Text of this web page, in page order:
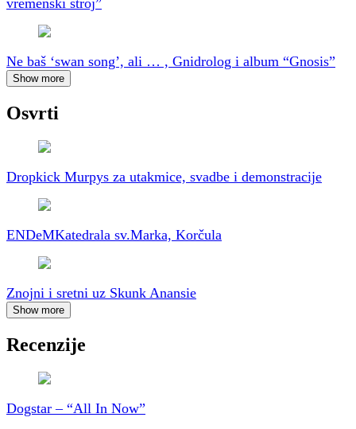
vremenski stroj”
Ne baš ‘swan song’, ali … , Gnidrolog i album “Gnosis”
Show more
Osvrti
Dropkick Murpys za utakmice, svadbe i demonstracije
ENDeMKatedrala sv.Marka, Korčula
Znojni i sretni uz Skunk Anansie
Show more
Recenzije
Dogstar – “All In Now”